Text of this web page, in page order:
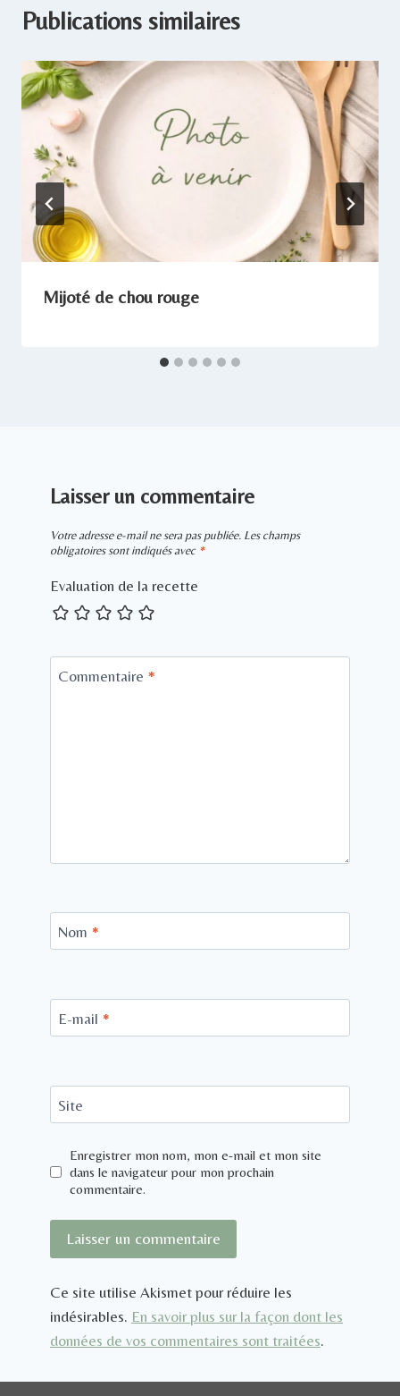
Publications similaires
Mijoté de chou rouge
Laisser un commentaire
Votre adresse e-mail ne sera pas publiée. Les champs
obligatoires sont indiqués avec *
Evaluation de la recette
Commentaire *
Nom *
E-mail *
Site
Enregistrer mon nom, mon e-mail et mon site
dans le navigateur pour mon prochain
commentaire.
Ce site utilise Akismet pour réduire les
indésirables. En savoir plus sur la façon dont les
données de vos commentaires sont traitées.